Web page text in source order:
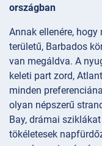
országban
Annak ellenére,
területű, Barbados
van megáldva. A
keleti part zord,
minden
olyan népszerű
Bay, drámai
tökéletesek